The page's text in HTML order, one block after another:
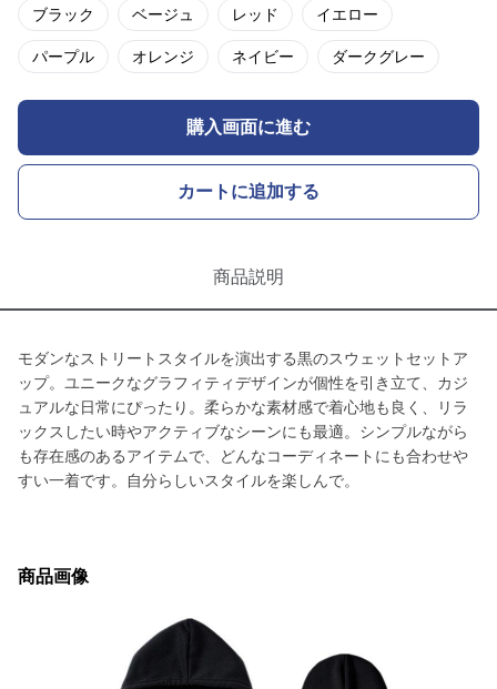
ブラック ベージュ レッド イエロー
パープル オレンジ ネイビー ダークグレー
購入画面に進む
カートに追加する
商品説明
モダンなストリートスタイルを演出する黒のスウェットセットア
ップ。ユニークなグラフィティデザインが個性を引き立て、カジ
ュアルな日常にぴったり。柔らかな素材感で着心地も良く、リラ
ックスしたい時やアクティブなシーンにも最適。シンプルながら
も存在感のあるアイテムで、どんなコーディネートにも合わせや
すい一着です。自分らしいスタイルを楽しんで。
商品画像